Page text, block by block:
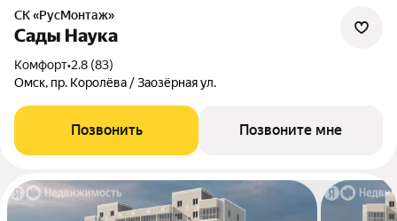
СК «РусМонтаж»
Сады Наука
комфорт•2.8 (83)
Омск, пр. Королёва / Заозёрная ул.
Позвонить Позвоните мне